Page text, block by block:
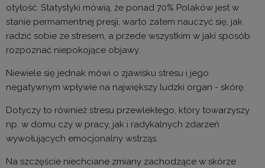
otyłość. Statystyki mówią, że ponad 70% Polaków jest w
stanie permamentnej presji, warto zatem nauczyć się, jak
radzić sobie ze stresem, a przede wszystkim w jaki sposób
rozpoznać niepokojące objawy.
Niewiele się jednak mówi o zjawisku stresu i jego
negatywnym wpływie na największy ludzki organ - skórę.
Dotyczy to również stresu przewlekłego, który towarzyszy
np. w domu czy w pracy, jak i radykalnych zdarzeń
wywołujących emocjonalny wstrząs.
Na szczęście niechciane zmiany zachodzące w skórze